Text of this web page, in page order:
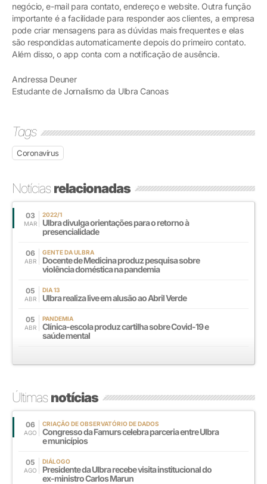
negócio, e-mail para contato, endereço e website. Outra função
importante é a facilidade para responder aos clientes, a empresa
pode criar mensagens para as dúvidas mais frequentes e elas
são respondidas automaticamente depois do primeiro contato.
Além disso, o app conta com a notificação de ausência.
Andressa Deuner
Estudante de Jornalismo da Ulbra Canoas
Tags
Coronavírus
Notíciasrelacionadas
03
MAR
2022/1
Ulbra divulga orientações para o retorno à
presencialidade
06
ABR
GENTE DA ULBRA
Docente de Medicina produz pesquisa sobre
violência doméstica na pandemia
05
ABR
DIA 13
Ulbra realiza live em alusão ao Abril Verde
05
ABR
PANDEMIA
Clínica-escola produz cartilha sobre Covid-19 e
saúde mental
Últimasnotícias
06
AGO
CRIAÇÃO DE OBSERVATÓRIO DE DADOS
Congresso da Famurs celebra parceria entre Ulbra
e municípios
05
AGO
DIÁLOGO
Presidente da Ulbra recebe visita institucional do
ex-ministro Carlos Marun